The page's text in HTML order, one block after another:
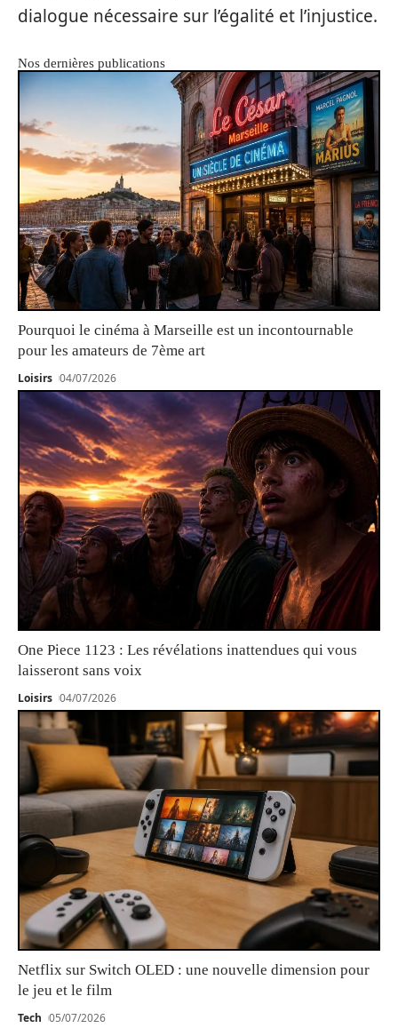
dialogue nécessaire sur l’égalité et l’injustice.
Nos dernières publications
Pourquoi le cinéma à Marseille est un incontournable
pour les amateurs de 7ème art
Loisirs 04/07/2026
One Piece 1123 : Les révélations inattendues qui vous
laisseront sans voix
Loisirs 04/07/2026
Netflix sur Switch OLED : une nouvelle dimension pour
le jeu et le film
Tech 05/07/2026